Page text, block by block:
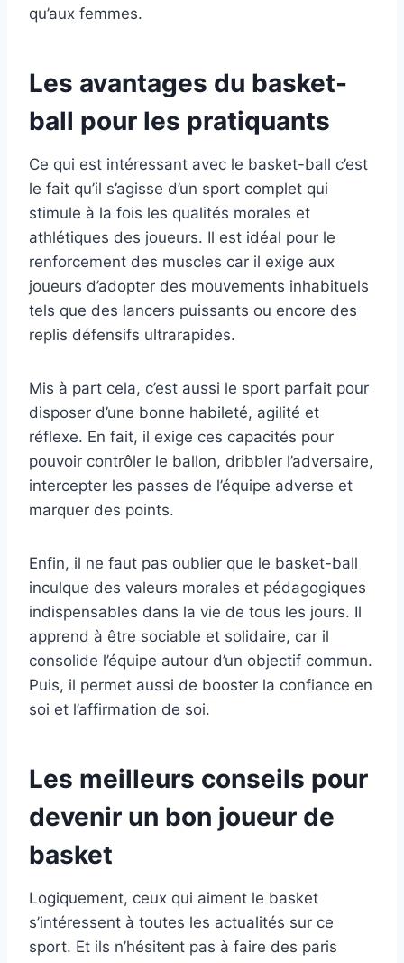
qu’aux femmes.
Les avantages du basket-
ball pour les pratiquants
Ce qui est intéressant avec le basket-ball c’est
le fait qu’il s’agisse d’un sport complet qui
stimule à la fois les qualités morales et
athlétiques des joueurs. Il est idéal pour le
renforcement des muscles car il exige aux
joueurs d’adopter des mouvements inhabituels
tels que des lancers puissants ou encore des
replis défensifs ultrarapides.
Mis à part cela, c’est aussi le sport parfait pour
disposer d’une bonne habileté, agilité et
réflexe. En fait, il exige ces capacités pour
pouvoir contrôler le ballon, dribbler l’adversaire,
intercepter les passes de l’équipe adverse et
marquer des points.
Enfin, il ne faut pas oublier que le basket-ball
inculque des valeurs morales et pédagogiques
indispensables dans la vie de tous les jours. Il
apprend à être sociable et solidaire, car il
consolide l’équipe autour d’un objectif commun.
Puis, il permet aussi de booster la confiance en
soi et l’affirmation de soi.
Les meilleurs conseils pour
devenir un bon joueur de
basket
Logiquement, ceux qui aiment le basket
s’intéressent à toutes les actualités sur ce
sport. Et ils n’hésitent pas à faire des paris